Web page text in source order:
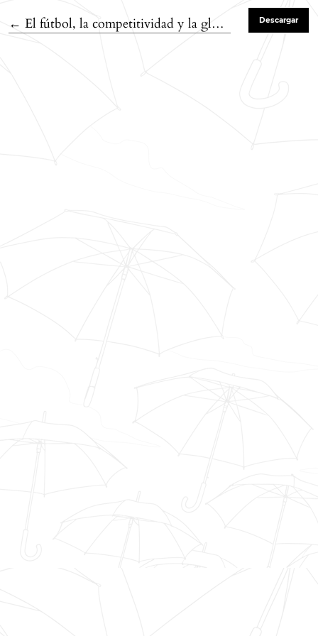
← Volver a los detalles del artículo
El fútbol, la competitividad y la globalización Descargar